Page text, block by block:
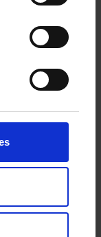
colección
, formada
al
, en la que